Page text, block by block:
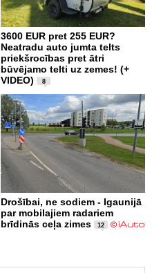
3600 EUR pret 255 EUR?
Neatradu auto jumta telts
priekšrocības pret ātri
būvējamo telti uz zemes! (+
VIDEO)
8
Drošībai, ne sodiem - Igaunijā
par mobilajiem radariem
brīdinās ceļa zimes
12